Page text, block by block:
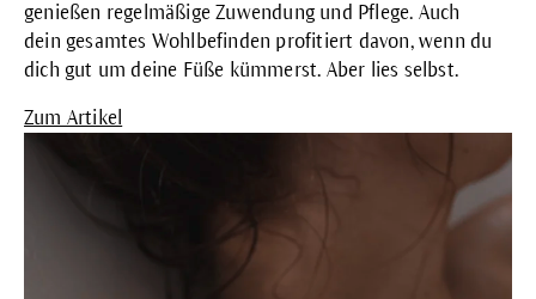
genießen regelmäßige Zuwendung und Pflege. Auch
dein gesamtes Wohlbefinden profitiert davon, wenn du
dich gut um deine Füße kümmerst. Aber lies selbst.
Zum Artikel